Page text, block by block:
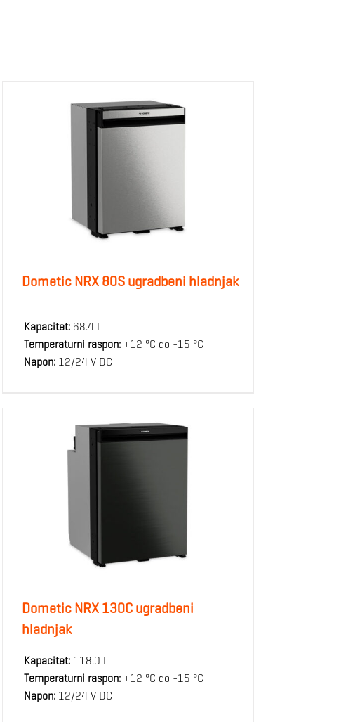
Dometic NRX 80S ugradbeni hladnjak
Kapacitet: 68.4 L
Temperaturni raspon: +12 °C do -15 °C
Napon: 12/24 V DC
Dometic NRX 130C ugradbeni
hladnjak
Kapacitet: 118.0 L
Temperaturni raspon: +12 °C do -15 °C
Napon: 12/24 V DC